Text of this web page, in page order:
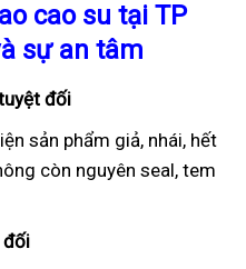
cao su tại TP
sự an tâm
đối
sản phẩm giả, nhái, hết
còn nguyên seal, tem
đối